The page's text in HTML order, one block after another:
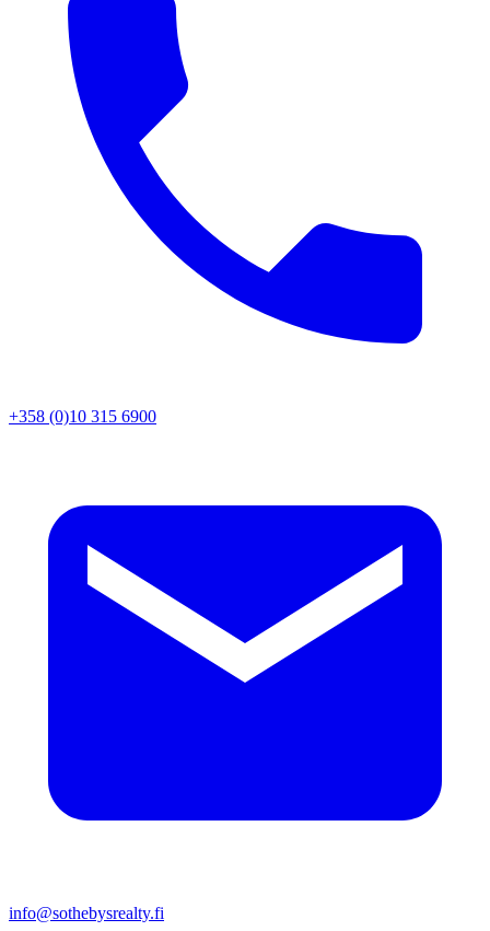
+358 (0)10 315 6900
info@sothebysrealty.fi